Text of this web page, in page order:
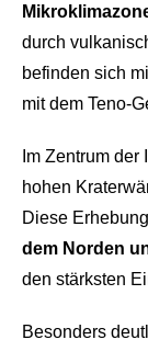
durch
befinden sich
mit dem Teno-
Im Zentrum
hohen
Diese
dem Norden
den stärksten
Besonders